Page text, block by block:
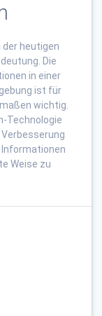
heutigen
Die
in einer
ist für
wichtig.
Technologie
Weise zu